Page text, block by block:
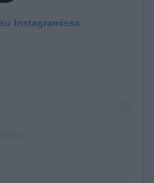
Instagramissa